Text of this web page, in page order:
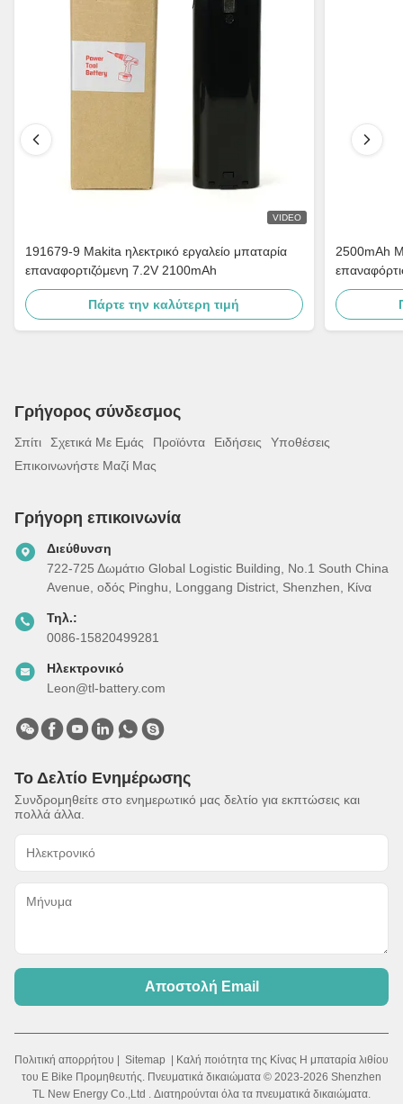
VIDEO
191679-9 Makita ηλεκτρικό εργαλείο μπαταρία
επαναφορτιζόμενη 7.2V 2100mAh
Πάρτε την καλύτερη τιμή
2500mAh
Γρήγορος σύνδεσμος
Σπίτι Σχετικά Με Εμάς Προϊόντα Ειδήσεις
Υποθέσεις
Επικοινωνήστε Μαζί Μας
Γρήγορη επικοινωνία
Διεύθυνση
722-725 Δωμάτιο Global Logistic Building, Νο.1 South China
Avenue, οδός Pinghu, Longgang District, Shenzhen, Κίνα
Τηλ.:
0086-15820499281
Ηλεκτρονικό
Leon@tl-battery.com
Το Δελτίο Ενημέρωσης
Συνδρομηθείτε στο ενημερωτικό μας δελτίο για εκπτώσεις και
πολλά άλλα.
Αποστολή Email
Πολιτική απορρήτου | Sitemap | Καλή ποιότητα της Κίνας Η μπαταρία λιθίου
του E Bike Προμηθευτής. Πνευματικά δικαιώματα © 2023-2026 Shenzhen
TL New Energy Co.,Ltd . Διατηρούνται όλα τα πνευματικά δικαιώματα.